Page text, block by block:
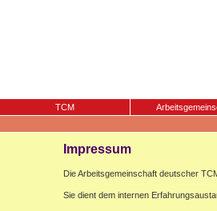
TCM
Impressum
Die Arbeitsgemeinschaft deutscher
Sie dient dem internen